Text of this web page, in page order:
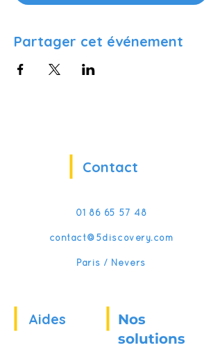
Partager cet événement
Contact
01 86 65 57 48
contact@5discovery.com
Paris / Nevers
Aides
Nos
solutions